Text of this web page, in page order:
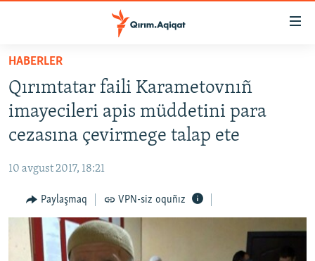
Esas
qaytmaq
Baş
navigatsiyağa
qaytmaq
Qıdıruvğa
qaytmaq
SİYASET
İQTİSADİYAT
MEDENİYET
İNSAN AQLARI
VİDEO
SÜRET
HABERLER
Qırımtatar faili Karametovnıñ
imayecileri apis müddetini para
cezasına çevirmege talap ete
10 avgust 2017, 18:21
Paylaşmaq VPN-siz oquñız